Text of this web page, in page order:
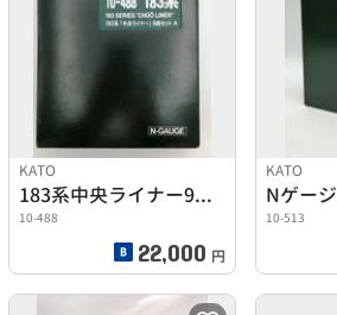
KATO
183系中央ライナー9両セット
10-488
22,000 円
KATO
Nゲージ
10-513